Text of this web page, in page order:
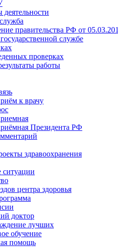
правительства РФ от
службе
проверках
работы
к врачу
Президента РФ
здравоохранения
центра здоровья
доктор
лучших
обучение
помощь